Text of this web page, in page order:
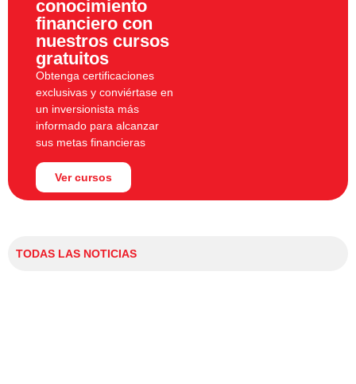
conocimiento
financiero con
nuestros cursos
gratuitos
Obtenga certificaciones
exclusivas y conviértase en
un inversionista más
informado para alcanzar
sus metas financieras
Ver cursos
TODAS LAS NOTICIAS